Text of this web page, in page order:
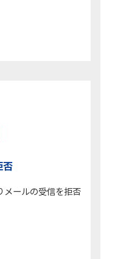
否
メールの受信を拒否